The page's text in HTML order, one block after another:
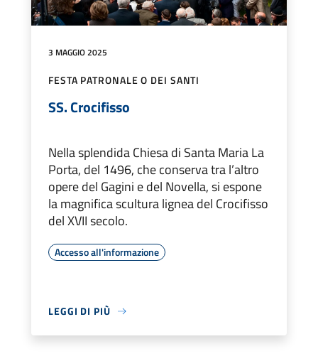
3 MAGGIO 2025
FESTA PATRONALE O DEI SANTI
SS. Crocifisso
Nella splendida Chiesa di Santa Maria La
Porta, del 1496, che conserva tra l’altro
opere del Gagini e del Novella, si espone
la magnifica scultura lignea del Crocifisso
del XVII secolo.
Accesso all'informazione
LEGGI DI PIÙ